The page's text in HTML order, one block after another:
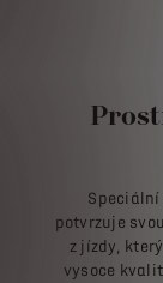
Speciální
potvrzuje
z jízdy,
vysoce